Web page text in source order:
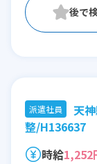
派遣社員
天
整/H136637
時給1,252